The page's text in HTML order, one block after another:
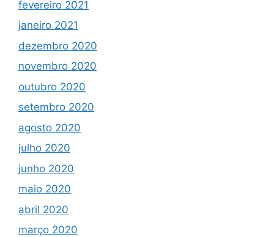
fevereiro 2021
janeiro 2021
dezembro 2020
novembro 2020
outubro 2020
setembro 2020
agosto 2020
julho 2020
junho 2020
maio 2020
abril 2020
março 2020